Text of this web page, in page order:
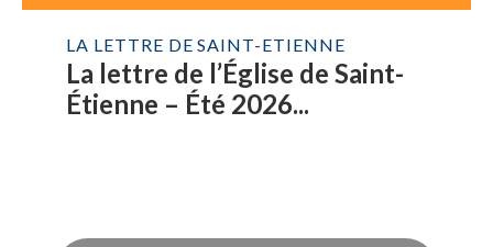
LA LETTRE DE SAINT-ETIENNE
La lettre de l’Église de Saint-
Étienne – Été 2026...